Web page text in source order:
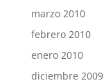
marzo 2010
febrero 2010
enero 2010
diciembre 2009